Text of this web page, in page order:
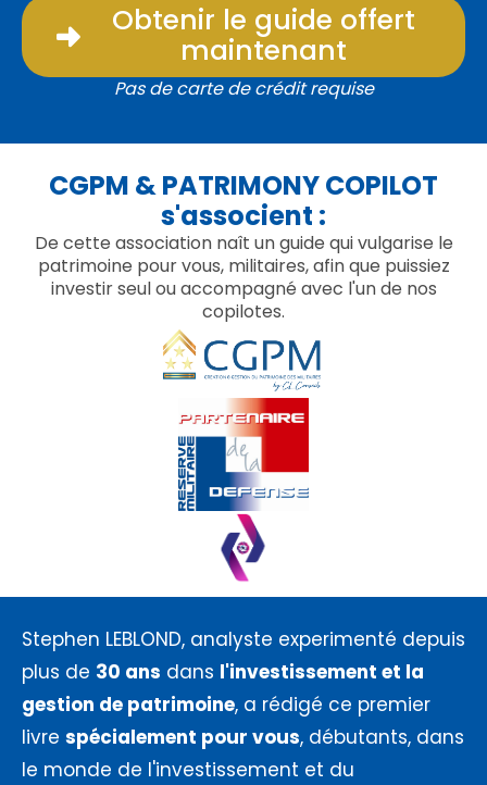
Obtenir le guide offert
maintenant
Pas de carte de crédit requise
CGPM & PATRIMONY COPILOT
s'associent :
De cette association naît un guide qui vulgarise le
patrimoine pour vous, militaires, afin que puissiez
investir seul ou accompagné avec l'un de nos
copilotes.
Stephen LEBLOND, analyste experimenté depuis
plus de 30 ans dans l'investissement et la
gestion de patrimoine, a rédigé ce premier
livre spécialement pour vous, débutants, dans
le monde de l'investissement et du